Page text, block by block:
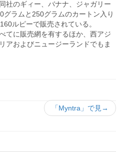
社のギィー、バナナ、ジャガリー
グラムと250グラムのカートン入り
ルピーで販売されている。
てに販売網を有するほか、西アジ
アおよびニュージーランドでもま
「Myntra」で見→